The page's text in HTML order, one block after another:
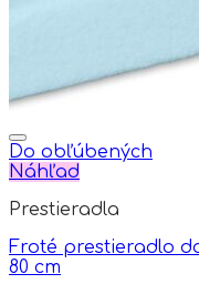
Do obľúbených
Náhľad
Prestieradla
Froté prestieradlo
80 cm